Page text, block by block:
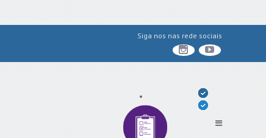
Siga nos nas rede sociais